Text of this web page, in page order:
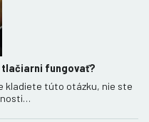
tlačiarni fungovať?
kladiete túto otázku, nie ste